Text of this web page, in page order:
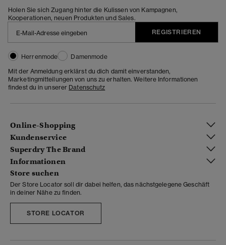
Holen Sie sich Zugang hinter die Kulissen von Kampagnen,
Kooperationen, neuen Produkten und Sales.
REGISTRIEREN
Herrenmode
Damenmode
Mit der Anmeldung erklärst du dich damit einverstanden,
Marketingmitteilungen von uns zu erhalten. Weitere Informationen
findest du in unserer Datenschutz
Online-Shopping
Kundenservice
Superdry The Brand
Informationen
Store suchen
Der Store Locator soll dir dabei helfen, das nächstgelegene Geschäft
in deiner Nähe zu finden.
STORE LOCATOR